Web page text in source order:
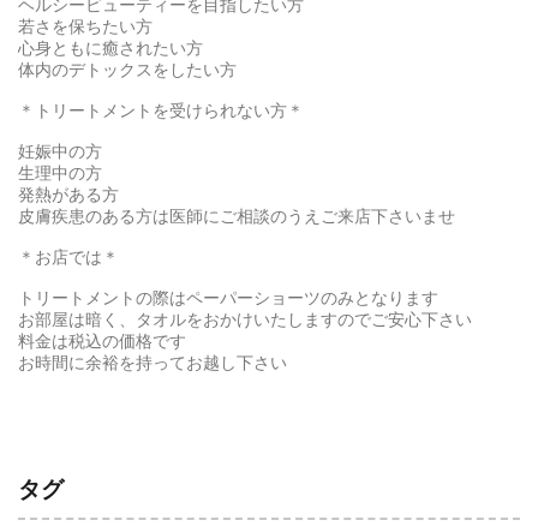
ヘルシービューティーを目指したい方
若さを保ちたい方
心身ともに癒されたい方
体内のデトックスをしたい方
＊トリートメントを受けられない方＊
妊娠中の方
生理中の方
発熱がある方
皮膚疾患のある方は医師にご相談のうえご来店下さいませ
＊お店では＊
トリートメントの際はペーパーショーツのみとなります
お部屋は暗く、タオルをおかけいたしますのでご安心下さい
料金は税込の価格です
お時間に余裕を持ってお越し下さい
タグ